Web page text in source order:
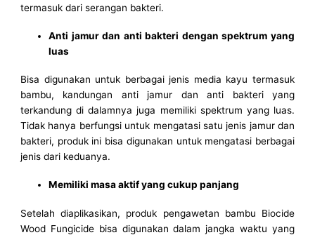
termasuk dari serangan bakteri.
Anti jamur dan anti bakteri dengan spektrum yang
luas
Bisa digunakan untuk berbagai jenis media kayu termasuk
bambu, kandungan anti jamur dan anti bakteri yang
terkandung di dalamnya juga memiliki spektrum yang luas.
Tidak hanya berfungsi untuk mengatasi satu jenis jamur dan
bakteri, produk ini bisa digunakan untuk mengatasi berbagai
jenis dari keduanya.
Memiliki masa aktif yang cukup panjang
Setelah diaplikasikan, produk pengawetan bambu Biocide
Wood Fungicide bisa digunakan dalam jangka waktu yang